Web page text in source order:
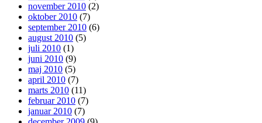
november 2010 (2)
oktober 2010 (7)
september 2010 (6)
august 2010 (5)
juli 2010 (1)
juni 2010 (9)
maj 2010 (5)
april 2010 (7)
marts 2010 (11)
februar 2010 (7)
januar 2010 (7)